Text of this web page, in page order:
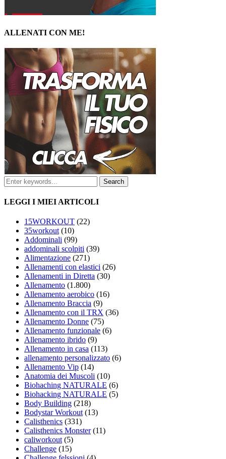
ALLENATI CON ME!
LEGGI I MIEI ARTICOLI
15WORKOUT (22)
35workout(10)
Addominali (99)
addominali scolpiti (39)
Alimentazione (271)
Allenamenti con elastici (26)
Allenamenti in Diretta (30)
Allenamento (1.800)
Allenamento aerobico (16)
Allenamento Braccia (9)
Allenamento con il TRX (36)
Allenamento Donne (75)
Allenamento funzionale (6)
Allenamento ibrido (9)
Allenamento in casa (113)
allenamento personalizzato (6)
Allenamento Vip (14)
Anatomia dei Muscoli (10)
Biohaching NATURALE (6)
Biohacking NATURALE (5)
Body Building (218)
Bodystar Workout(13)
Calisthenics (331)
Calisthenics Monster(11)
caliworkout(5)
Challenge (15)